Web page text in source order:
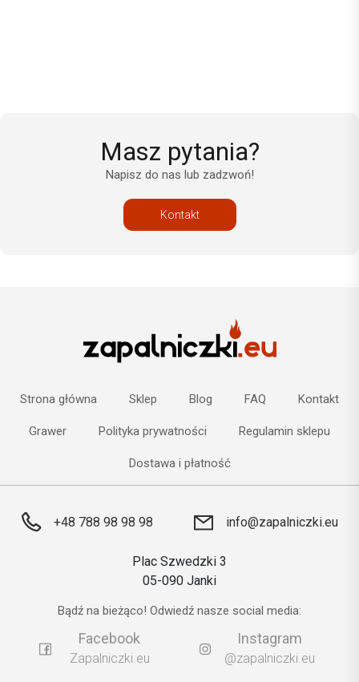
Masz pytania?
Napisz do nas lub zadzwoń!
Kontakt
Strona główna Sklep Blog FAQ Kontakt
Grawer Polityka prywatności Regulamin sklepu
Dostawa i płatność
+48 788 98 98 98 info@zapalniczki.eu
Plac Szwedzki 3
05-090 Janki
Bądź na bieżąco! Odwiedź nasze social media:
Facebook
Zapalniczki.eu
Instagram
@zapalniczki.eu